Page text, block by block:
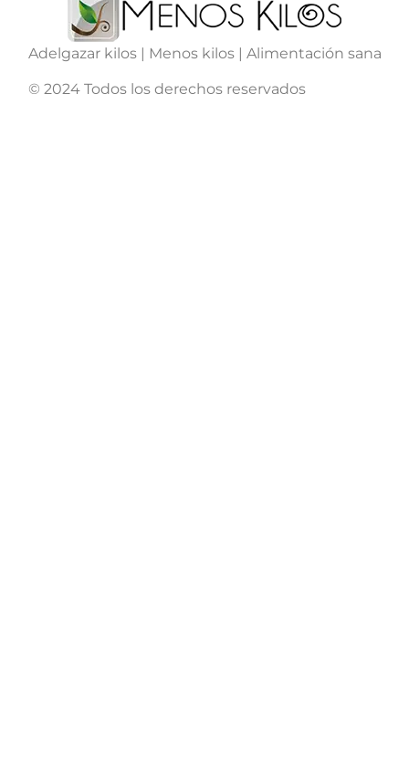
Adelgazar kilos | Menos kilos | Alimentación sana
© 2024 Todos los derechos reservados